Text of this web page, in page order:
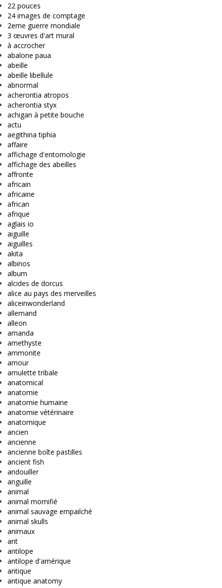
22 pouces
24 images de comptage
2eme guerre mondiale
3 œuvres d'art mural
à accrocher
abalone paua
abeille
abeille libellule
abnormal
acherontia atropos
acherontia styx
achigan à petite bouche
actu
aegithina tiphia
affaire
affichage d'entomologie
affichage des abeilles
affronte
africain
africaine
african
afrique
aglais io
aiguille
aiguilles
akita
albinos
album
alcides de dorcus
alice au pays des merveilles
aliceinwonderland
allemand
alleon
amanda
amethyste
ammonite
amour
amulette tribale
anatomical
anatomie
anatomie humaine
anatomie vétérinaire
anatomique
ancien
ancienne
ancienne boîte pastilles
ancient fish
andouiller
anguille
animal
animal momifié
animal sauvage empailché
animal skulls
animaux
ant
antilope
antilope d'amérique
antique
antique anatomy